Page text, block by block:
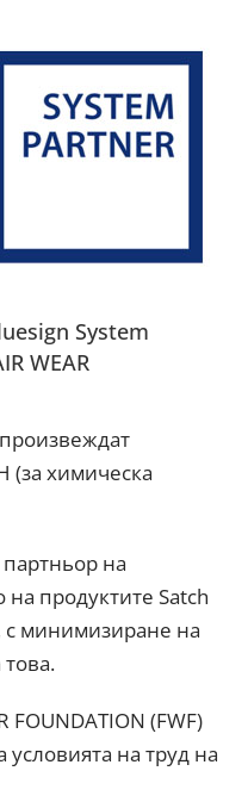
System
WEAR
(за химическа
на
продуктите Satch
с минимизиране на
FOUNDATION (FWF)
на труд на